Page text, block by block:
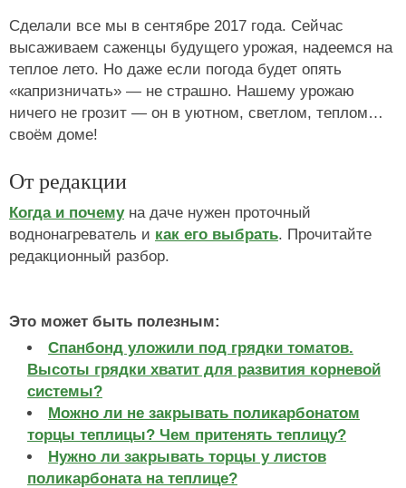
Сделали все мы в сентябре 2017 года. Сейчас
высаживаем саженцы будущего урожая, надеемся на
теплое лето. Но даже если погода будет опять
«капризничать» — не страшно. Нашему урожаю
ничего не грозит — он в уютном, светлом, теплом…
своём доме!
От редакции
Когда и почемуна даче нужен проточный
воднонагреватель и как его выбрать. Прочитайте
редакционный разбор.
Это может быть полезным:
Спанбонд уложили под грядки томатов.
Высоты грядки хватит для развития корневой
системы?
Можно ли не закрывать поликарбонатом
торцы теплицы? Чем притенять теплицу?
Нужно ли закрывать торцы у листов
поликарбоната на теплице?